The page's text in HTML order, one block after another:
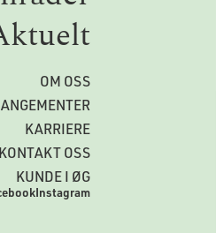
OM OSS
KARRIERE
KONTAKT OSS
KUNDE I ØG
Instagram